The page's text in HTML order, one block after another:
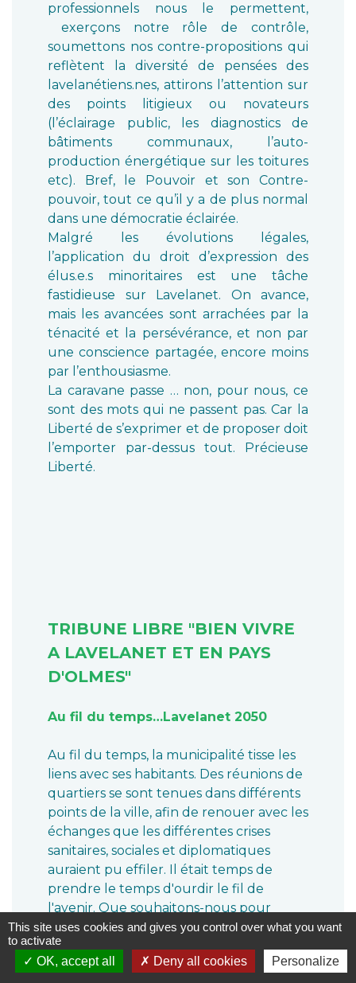
professionnels nous le permettent,
exerçons notre rôle de contrôle,
soumettons nos contre-propositions qui
reflètent la diversité de pensées des
lavelanétiens.nes, attirons l’attention sur
des points litigieux ou novateurs
(l’éclairage public, les diagnostics de
bâtiments communaux, l’auto-
production énergétique sur les toitures
etc). Bref, le Pouvoir et son Contre-
pouvoir, tout ce qu’il y a de plus normal
dans une démocratie éclairée.
Malgré les évolutions légales,
l’application du droit d’expression des
élus.e.s minoritaires est une tâche
fastidieuse sur Lavelanet. On avance,
mais les avancées sont arrachées par la
ténacité et la persévérance, et non par
une conscience partagée, encore moins
par l’enthousiasme.
La caravane passe … non, pour nous, ce
sont des mots qui ne passent pas. Car la
Liberté de s’exprimer et de proposer doit
l’emporter par-dessus tout. Précieuse
Liberté.
TRIBUNE LIBRE "BIEN VIVRE
A LAVELANET ET EN PAYS
D'OLMES"
Au fil du temps…Lavelanet 2050
Au fil du temps, la municipalité tisse les
liens avec ses habitants. Des réunions de
quartiers se sont tenues dans différents
points de la ville, afin de renouer avec les
échanges que les différentes crises
sanitaires, sociales et diplomatiques
auraient pu effiler. Il était temps de
prendre le temps d'ourdir le fil de
l'avenir. Que souhaitons-nous pour
notre Ville, notre territoire ? Une ville
unie et apaisée, mais aussi une ville
dynamique et active. Notre projet de
This site uses cookies and gives you control over what you want
to activate
OK, accept all
Deny all cookies Personalize